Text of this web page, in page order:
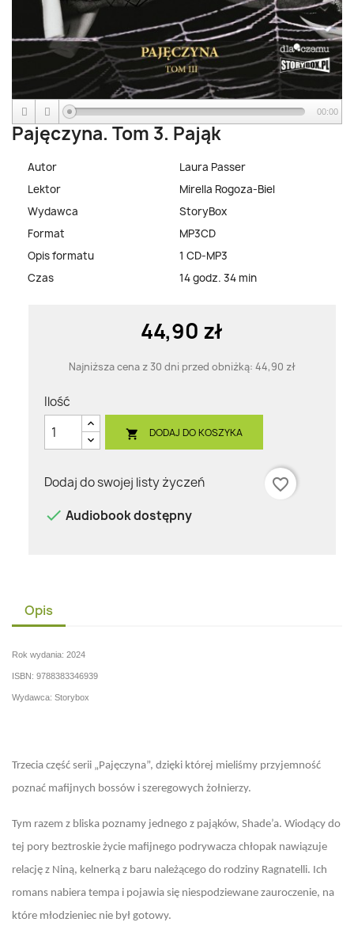
00:00
Pajęczyna. Tom 3. Pająk
Autor
Laura Passer
Lektor
Mirella Rogoza-Biel
Wydawca
StoryBox
Format
MP3CD
Opis formatu
1 CD-MP3
Czas
14 godz. 34 min
44,90 zł
Najniższa cena z 30 dni przed obniżką: 44,90 zł
Ilość
 DODAJ DO KOSZYKA
Dodaj do swojej listy życzeń
favorite_border
 Audiobook dostępny
Opis
Rok wydania: 2024
ISBN: 9788383346939
Wydawca: Storybox
Trzecia część serii „Pajęczyna”, dzięki której mieliśmy przyjemność
poznać mafijnych bossów i szeregowych żołnierzy.
Tym razem z bliska poznamy jednego z pająków, Shade’a. Wiodący do
tej pory beztroskie życie mafijnego podrywacza chłopak nawiązuje
relację z Niną, kelnerką z baru należącego do rodziny Ragnatelli. Ich
romans nabiera tempa i pojawia się niespodziewane zauroczenie, na
które młodzieniec nie był gotowy.